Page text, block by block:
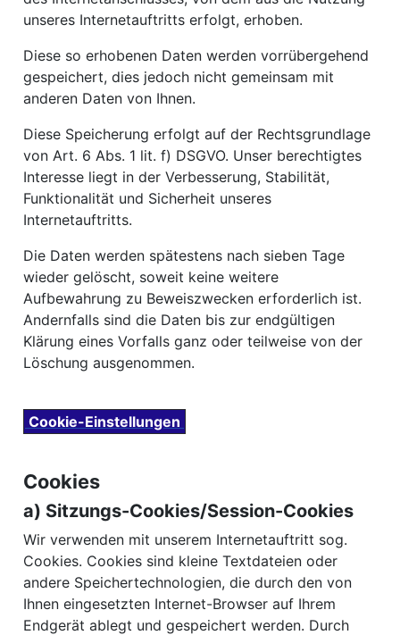
unseres Internetauftritts erfolgt, erhoben.
Diese so erhobenen Daten werden vorrübergehend
gespeichert, dies jedoch nicht gemeinsam mit
anderen Daten von Ihnen.
Diese Speicherung erfolgt auf der Rechtsgrundlage
von Art. 6 Abs. 1 lit. f) DSGVO. Unser berechtigtes
Interesse liegt in der Verbesserung, Stabilität,
Funktionalität und Sicherheit unseres
Internetauftritts.
Die Daten werden spätestens nach sieben Tage
wieder gelöscht, soweit keine weitere
Aufbewahrung zu Beweiszwecken erforderlich ist.
Andernfalls sind die Daten bis zur endgültigen
Klärung eines Vorfalls ganz oder teilweise von der
Löschung ausgenommen.
Cookie-Einstellungen
Cookies
a) Sitzungs-Cookies/Session-Cookies
Wir verwenden mit unserem Internetauftritt sog.
Cookies. Cookies sind kleine Textdateien oder
andere Speichertechnologien, die durch den von
Ihnen eingesetzten Internet-Browser auf Ihrem
Endgerät ablegt und gespeichert werden. Durch